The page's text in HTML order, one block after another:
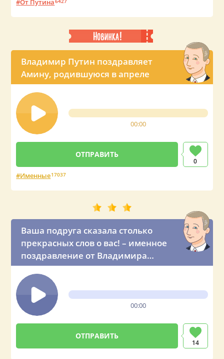
От Путина
Владимир Путин поздравляет
Амину, родившуюся в апреле
00:00
0
Именные17037
Ваша подруга сказала столько
прекрасных слов о вас! – именное
поздравление от Владимира
Владимировича
00:00
14